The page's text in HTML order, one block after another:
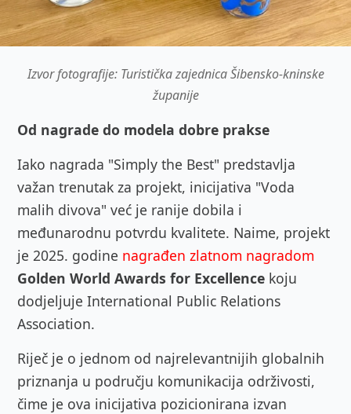
Izvor fotografije: Turistička zajednica Šibensko-kninske
županije
Od nagrade do modela dobre prakse
Iako nagrada "Simply the Best" predstavlja
važan trenutak za projekt, inicijativa "Voda
malih divova" već je ranije dobila i
međunarodnu potvrdu kvalitete. Naime, projekt
je 2025. godine nagrađen zlatnom nagradom
Golden World Awards for Excellence koju
dodjeljuje International Public Relations
Association.
Riječ je o jednom od najrelevantnijih globalnih
priznanja u području komunikacija održivosti,
čime je ova inicijativa pozicionirana izvan